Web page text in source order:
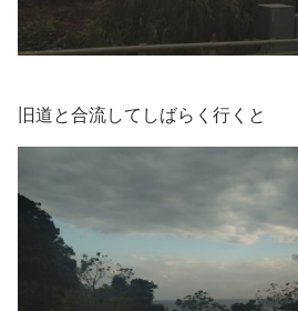
旧道と合流してしばらく行くと